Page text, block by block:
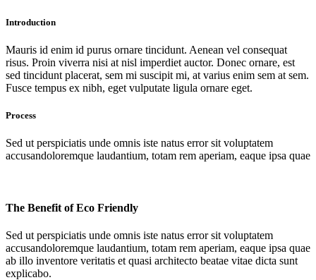
Introduction
Mauris id enim id purus ornare tincidunt. Aenean vel consequat
risus. Proin viverra nisi at nisl imperdiet auctor. Donec ornare, est
sed tincidunt placerat, sem mi suscipit mi, at varius enim sem at sem.
Fusce tempus ex nibh, eget vulputate ligula ornare eget.
Process
Sed ut perspiciatis unde omnis iste natus error sit voluptatem
accusandoloremque laudantium, totam rem aperiam, eaque ipsa quae
The Benefit of Eco Friendly
Sed ut perspiciatis unde omnis iste natus error sit voluptatem
accusandoloremque laudantium, totam rem aperiam, eaque ipsa quae
ab illo inventore veritatis et quasi architecto beatae vitae dicta sunt
explicabo.